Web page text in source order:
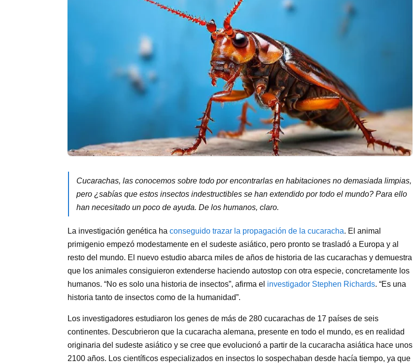
Cucarachas, las conocemos sobre todo por encontrarlas en habitaciones no demasiada limpias,
pero ¿sabías que estos insectos indestructibles se han extendido por todo el mundo? Para ello
han necesitado un poco de ayuda. De los humanos, claro.
La investigación genética ha conseguido trazar la propagación de la cucaracha. El animal
primigenio empezó modestamente en el sudeste asiático, pero pronto se trasladó a Europa y al
resto del mundo. El nuevo estudio abarca miles de años de historia de las cucarachas y demuestra
que los animales consiguieron extenderse haciendo autostop con otra especie, concretamente los
humanos. “No es solo una historia de insectos”, afirma el investigador Stephen Richards. “Es una
historia tanto de insectos como de la humanidad”.
Los investigadores estudiaron los genes de más de 280 cucarachas de 17 países de seis
continentes. Descubrieron que la cucaracha alemana, presente en todo el mundo, es en realidad
originaria del sudeste asiático y se cree que evolucionó a partir de la cucaracha asiática hace unos
2100 años. Los científicos especializados en insectos lo sospechaban desde hacía tiempo, ya que